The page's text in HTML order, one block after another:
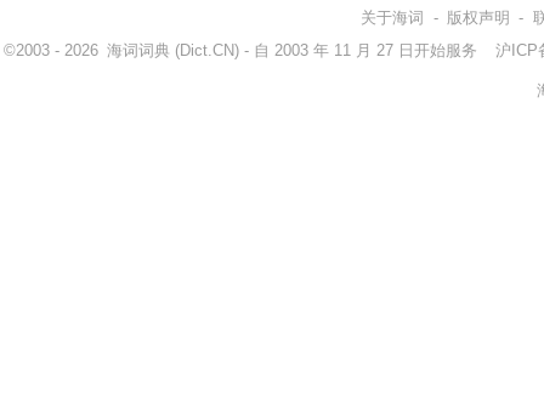
关于海词 - 版权声明 -
©2003 - 2026 海词词典 (Dict.CN) - 自 2003 年 11 月 27 日开始服务 沪ICP